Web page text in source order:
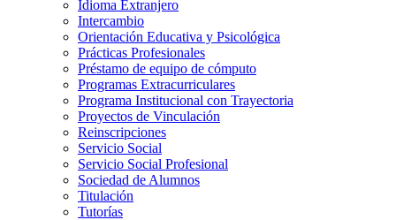
Idioma Extranjero
Intercambio
Orientación Educativa y Psicológica
Prácticas Profesionales
Préstamo de equipo de cómputo
Programas Extracurriculares
Programa Institucional con Trayectoria
Proyectos de Vinculación
Reinscripciones
Servicio Social
Servicio Social Profesional
Sociedad de Alumnos
Titulación
Tutorías